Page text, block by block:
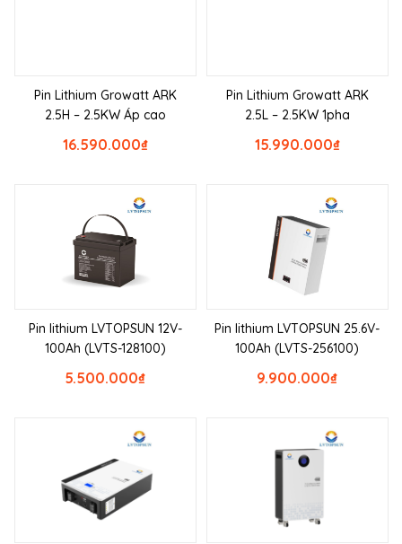
Pin Lithium Growatt ARK
2.5H – 2.5KW Áp cao
₫
16.590.000
Pin Lithium Growatt ARK
2.5L – 2.5KW 1pha
₫
15.990.000
Pin lithium LVTOPSUN 12V-
100Ah (LVTS-128100)
₫
5.500.000
Pin lithium LVTOPSUN 25.6V-
100Ah (LVTS-256100)
₫
9.900.000